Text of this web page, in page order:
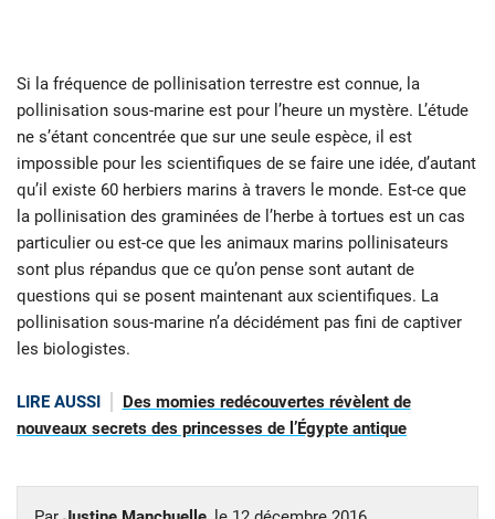
Si la fréquence de pollinisation terrestre est connue, la
pollinisation sous-marine est pour l’heure un mystère. L’étude
ne s’étant concentrée que sur une seule espèce, il est
impossible pour les scientifiques de se faire une idée, d’autant
qu’il existe 60 herbiers marins à travers le monde. Est-ce que
la pollinisation des graminées de l’herbe à tortues est un cas
particulier ou est-ce que les animaux marins pollinisateurs
sont plus répandus que ce qu’on pense sont autant de
questions qui se posent maintenant aux scientifiques. La
pollinisation sous-marine n’a décidément pas fini de captiver
les biologistes.
LIRE AUSSI
Des momies redécouvertes révèlent de
nouveaux secrets des princesses de l’Égypte antique